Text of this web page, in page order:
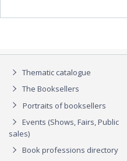
Thematic catalogue
The Booksellers
Portraits of booksellers
Events (Shows, Fairs, Public
sales)
Book professions directory